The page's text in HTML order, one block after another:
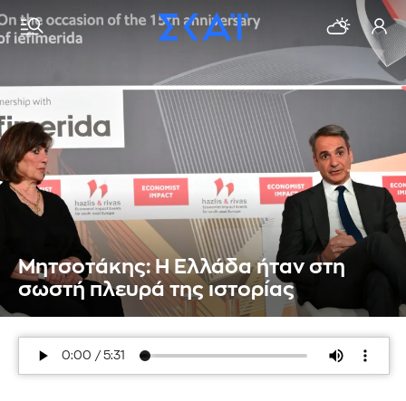
Μητσοτάκης: Η Ελλάδα ήταν στη
σωστή πλευρά της ιστορίας